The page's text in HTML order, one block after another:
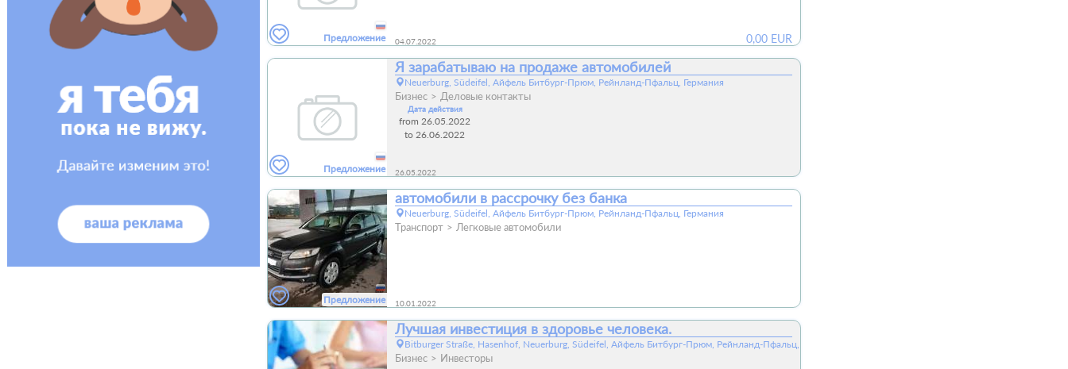
Предложение 04.07.2022 0,00 EUR
Предложение
Я зарабатываю на продаже автомобилей
Neuerburg, Südeifel, Айфель Битбург-Прюм, Рейнланд-Пфальц, Германия
Бизнес Деловые контакты
Дата действия
from 26.05.2022
to 26.06.2022
26.05.2022
Предложение
автомобили в рассрочку без банка
Neuerburg, Südeifel, Айфель Битбург-Прюм, Рейнланд-Пфальц, Германия
Транспорт Легковые автомобили
10.01.2022
Лучшая инвестиция в здоровье человека.
Bitburger Straße, Hasenhof, Neuerburg, Südeifel, Айфель Битбург-Прюм, Рейнланд-Пфальц, 54673, ФРГ
Бизнес Инвесторы